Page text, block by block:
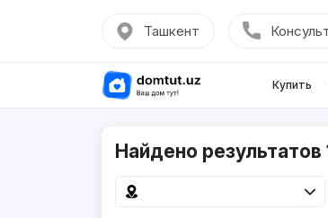
Ташкент
Купить
Найдено